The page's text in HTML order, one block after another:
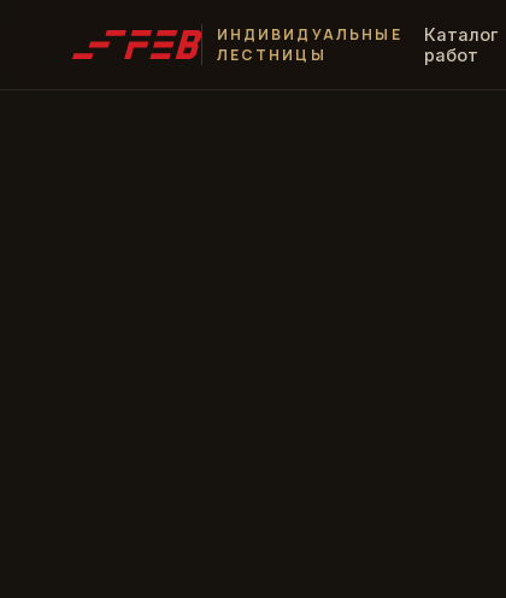
ИНДИВИДУАЛЬНЫЕ
ЛЕСТНИЦЫ
Каталог
работ